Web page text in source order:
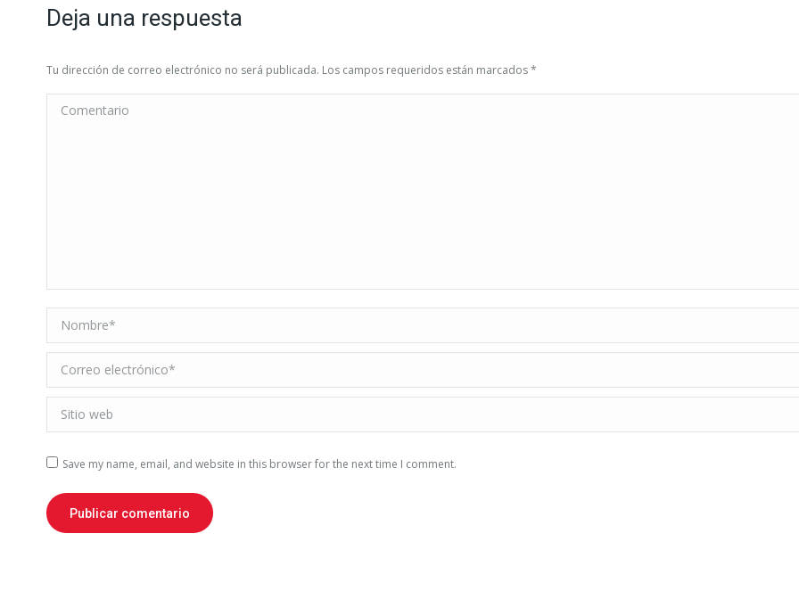
Deja una respuesta
Tu dirección de correo electrónico no será publicada. Los campos requeridos están marcados*
Comentario
Nombre *
Correo electrónico *
Sitio web
Save my name, email, and website in this browser for the next time I comment.
Publicar comentario